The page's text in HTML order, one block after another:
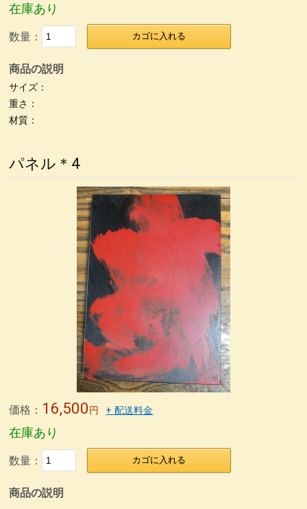
カップ椀 金刷毛
刷毛根来 丸渕盛鉢
古代根来尺1八卦盆
尺０刷毛根来丸渕盛鉢
ぐい呑み 4.2盛椀 色漆
荒彫6寸鉢 木製マグカップ ホテイ汁椀
6寸鉢 雑煮椀 特定商取引法表記 5寸丼
うるしの臭いの取り方
) 仙台、資福寺さんの会報に「私の漆器人生」が掲載された 錦壽塗(KINJU)とは 箸置き
荒挽椀 朱ビイーナス椀 木合応量器
マグカップうるし絵 荒挽4段重 素黒目塗 尺0丸渕盛鉢藍色
荒挽合鹿椀藍 8寸盛鉢 荒挽煮物椀
無印良品40年の付き合い カタログ 銀座の飲み屋 木合 応量器
木合、粥スプーン 箸
在庫あり
数量： カゴに入れる
商品の説明
サイズ：
重さ：
材質：
パネル＊4
価格： 16,500円 + 配送料金
在庫あり
数量： カゴに入れる
商品の説明